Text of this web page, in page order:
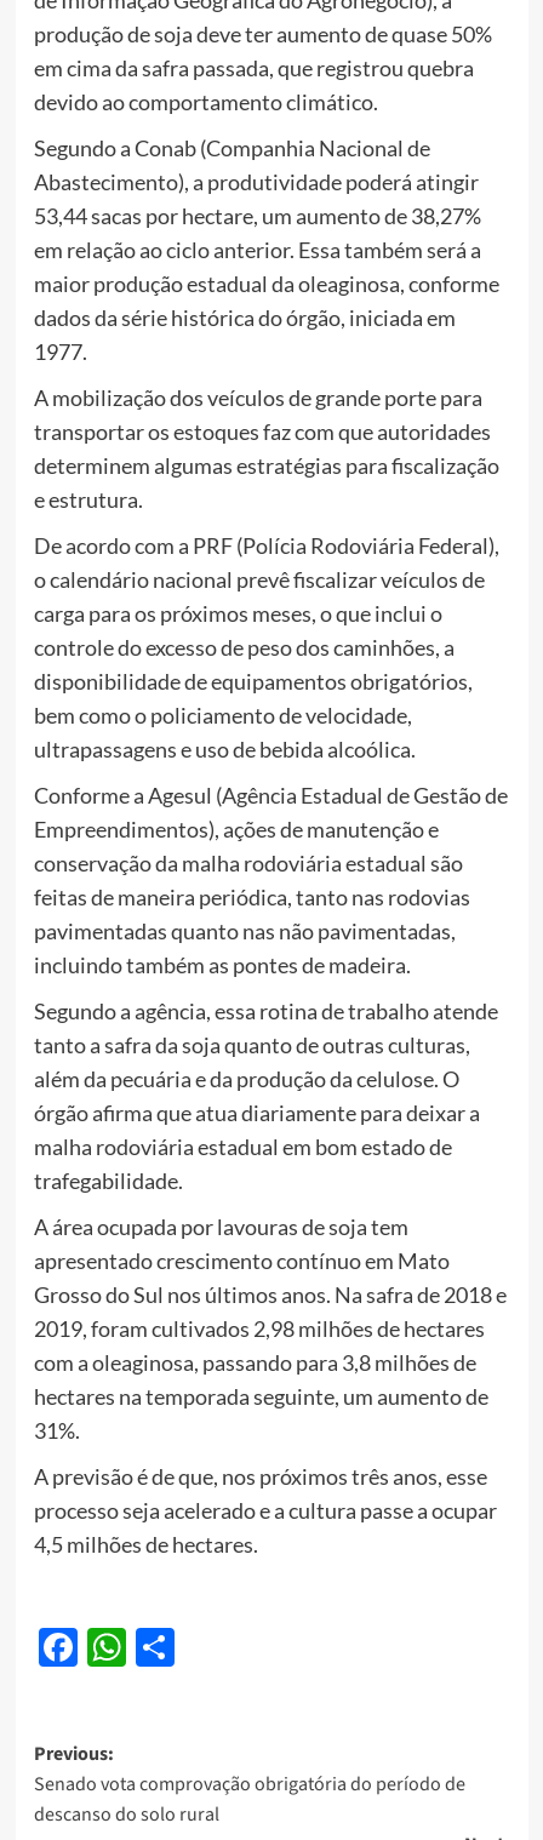
produção de soja deve ter aumento de quase 50%
em cima da safra passada, que registrou quebra
devido ao comportamento climático.
Segundo a Conab (Companhia Nacional de
Abastecimento), a produtividade poderá atingir
53,44 sacas por hectare, um aumento de 38,27%
em relação ao ciclo anterior. Essa também será a
maior produção estadual da oleaginosa, conforme
dados da série histórica do órgão, iniciada em
1977.
A mobilização dos veículos de grande porte para
transportar os estoques faz com que autoridades
determinem algumas estratégias para fiscalização
e estrutura.
De acordo com a PRF (Polícia Rodoviária Federal),
o calendário nacional prevê fiscalizar veículos de
carga para os próximos meses, o que inclui o
controle do excesso de peso dos caminhões, a
disponibilidade de equipamentos obrigatórios,
bem como o policiamento de velocidade,
ultrapassagens e uso de bebida alcoólica.
Conforme a Agesul (Agência Estadual de Gestão de
Empreendimentos), ações de manutenção e
conservação da malha rodoviária estadual são
feitas de maneira periódica, tanto nas rodovias
pavimentadas quanto nas não pavimentadas,
incluindo também as pontes de madeira.
Segundo a agência, essa rotina de trabalho atende
tanto a safra da soja quanto de outras culturas,
além da pecuária e da produção da celulose. O
órgão afirma que atua diariamente para deixar a
malha rodoviária estadual em bom estado de
trafegabilidade.
A área ocupada por lavouras de soja tem
apresentado crescimento contínuo em Mato
Grosso do Sul nos últimos anos. Na safra de 2018 e
2019, foram cultivados 2,98 milhões de hectares
com a oleaginosa, passando para 3,8 milhões de
hectares na temporada seguinte, um aumento de
31%.
A previsão é de que, nos próximos três anos, esse
processo seja acelerado e a cultura passe a ocupar
4,5 milhões de hectares.
Facebook
WhatsApp
Share
Post
navigation
Previous:
Senado vota comprovação obrigatória do período de
descanso do solo rural